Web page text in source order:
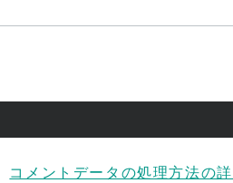
コメントデータの処理方法の